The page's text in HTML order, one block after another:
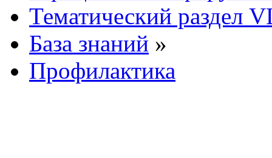
Тематический раздел
База знаний »
Профилактика